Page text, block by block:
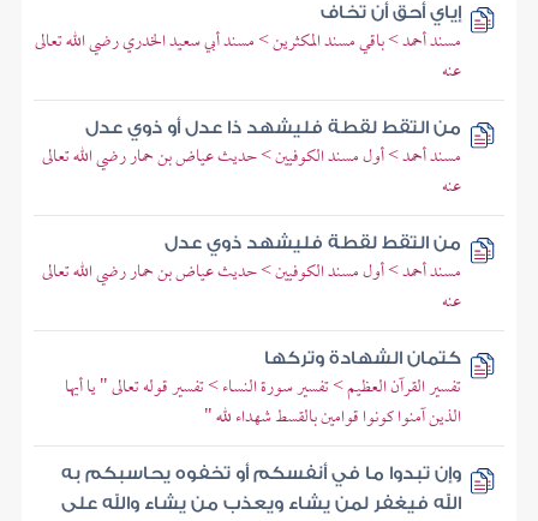
إياي أحق أن تخاف
مسند أحمد > باقي مسند المكثرين > مسند أبي سعيد الخدري رضي الله تعالى
عنه
من التقط لقطة فليشهد ذا عدل أو ذوي عدل
مسند أحمد > أول مسند الكوفيين > حديث عياض بن حمار رضي الله تعالى
عنه
من التقط لقطة فليشهد ذوي عدل
مسند أحمد > أول مسند الكوفيين > حديث عياض بن حمار رضي الله تعالى
عنه
كتمان الشهادة وتركها
تفسير القرآن العظيم > تفسير سورة النساء > تفسير قوله تعالى " يا أيها
الذين آمنوا كونوا قوامين بالقسط شهداء لله "
وإن تبدوا ما في أنفسكم أو تخفوه يحاسبكم به
الله فيغفر لمن يشاء ويعذب من يشاء والله على